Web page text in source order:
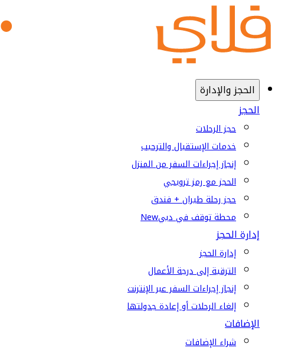
الحجز والإدارة
الحجز
حجز الرحلات
خدمات الإستقبال والترحيب
إنجاز إجراءات السفر من المنزل
الحجز مع رمز ترويجي
حجز رحلة طيران + فندق
محطة توقف في دبيNew
إدارة الحجز
إدارة الحجز
الترقية إلى درجة الأعمال
إنجاز إجراءات السفر عبر الإنترنت
إلغاء الرحلات أو إعادة جدولتها
الإضافات
شراء الإضافات